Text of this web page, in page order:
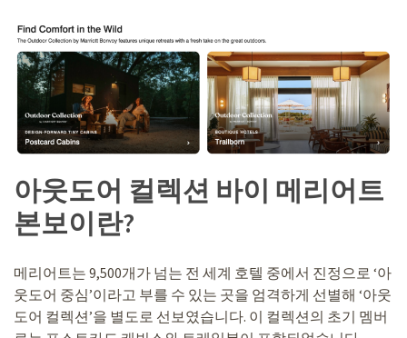
아웃도어 컬렉션 바이 메리어트
본보이란?
메리어트는 9,500개가 넘는 전 세계 호텔 중에서 진정으로 ‘아
웃도어 중심’이라고 부를 수 있는 곳을 엄격하게 선별해 ‘아웃
도어 컬렉션’을 별도로 선보였습니다. 이 컬렉션의 초기 멤버